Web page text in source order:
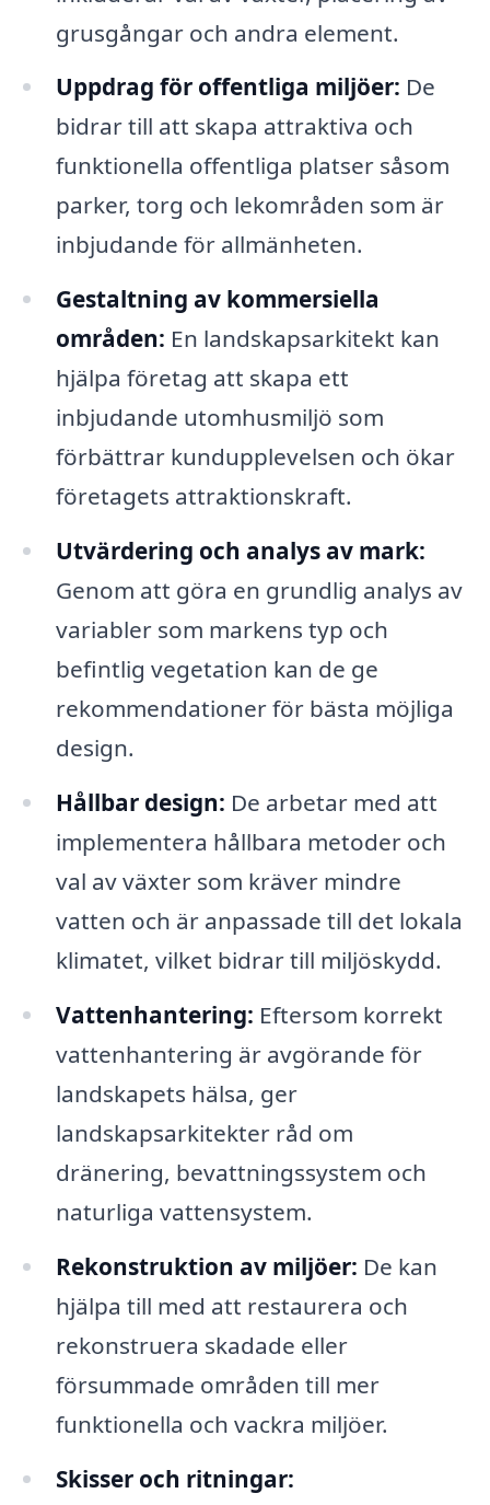
grusgångar och andra element.
Uppdrag för offentliga miljöer: De
bidrar till att skapa attraktiva och
funktionella offentliga platser såsom
parker, torg och lekområden som är
inbjudande för allmänheten.
Gestaltning av kommersiella
områden: En landskapsarkitekt kan
hjälpa företag att skapa ett
inbjudande utomhusmiljö som
förbättrar kundupplevelsen och ökar
företagets attraktionskraft.
Utvärdering och analys av mark:
Genom att göra en grundlig analys av
variabler som markens typ och
befintlig vegetation kan de ge
rekommendationer för bästa möjliga
design.
Hållbar design: De arbetar med att
implementera hållbara metoder och
val av växter som kräver mindre
vatten och är anpassade till det lokala
klimatet, vilket bidrar till miljöskydd.
Vattenhantering: Eftersom korrekt
vattenhantering är avgörande för
landskapets hälsa, ger
landskapsarkitekter råd om
dränering, bevattningssystem och
naturliga vattensystem.
Rekonstruktion av miljöer: De kan
hjälpa till med att restaurera och
rekonstruera skadade eller
försummade områden till mer
funktionella och vackra miljöer.
Skisser och ritningar: